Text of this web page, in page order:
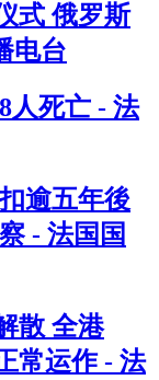
式 俄罗斯
电台
人死亡 - 法
逾五年後
- 法国国
散 全港
常运作 - 法